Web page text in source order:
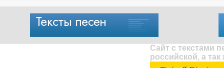
Сайт с текстами
российской, а